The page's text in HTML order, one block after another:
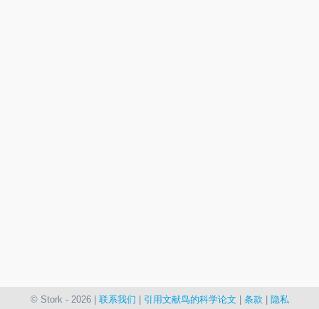
© Stork - 2026 | 联系我们 引用文献鸟的科学论文 条款 隐私